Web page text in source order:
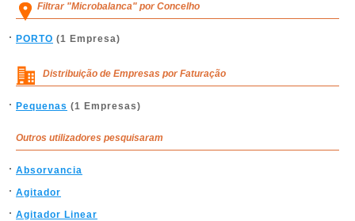
Filtrar "Microbalanca" por Concelho
PORTO (1 Empresa)
Distribuição de Empresas por Faturação
Pequenas (1 Empresas)
Outros utilizadores pesquisaram
Absorvancia
Agitador
Agitador Linear